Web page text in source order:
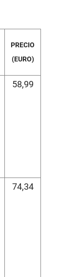
PRECIO
(EURO)
58,99
74,34